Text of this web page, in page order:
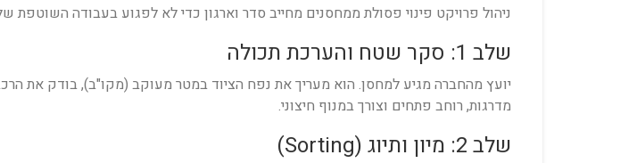
ניהול פרויקט פינוי פסולת ממחסנים מחייב סדר וארגון כדי לא לפגוע בעבודה השוטפת
שלב 1: סקר שטח והערכת תכולה
יועץ מהחברה מגיע למחסן. הוא מעריך את נפח הציוד במטר מעוקב (מקו"ב), בודק את
מדרגות, רוחב פתחים וצורך במנוף חיצוני.
שלב 2: מיון ותיוג (Sorting)